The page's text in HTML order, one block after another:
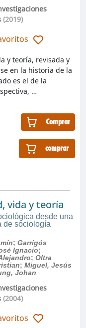
(2019)
Comprar
comprar
y teoría, revisada y
en la historia de la
es el de la
…
vida y teoría
desde una
de sociología
; Garrigós
Ignacio;
; Oltra
; Miguel, Jesús
Johan
(2004)